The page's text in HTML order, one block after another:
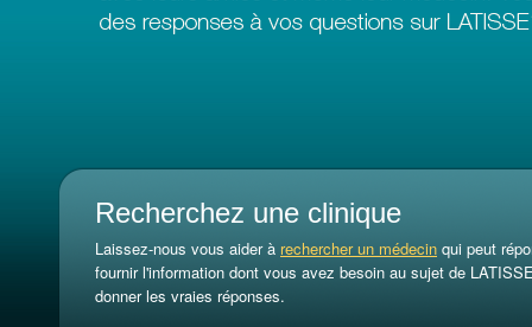
Recherchez une clinique
Laissez-nous vous aider à rechercher un médecin qui peut
fournir l'information dont vous avez besoin au sujet de
donner les vraies réponses.